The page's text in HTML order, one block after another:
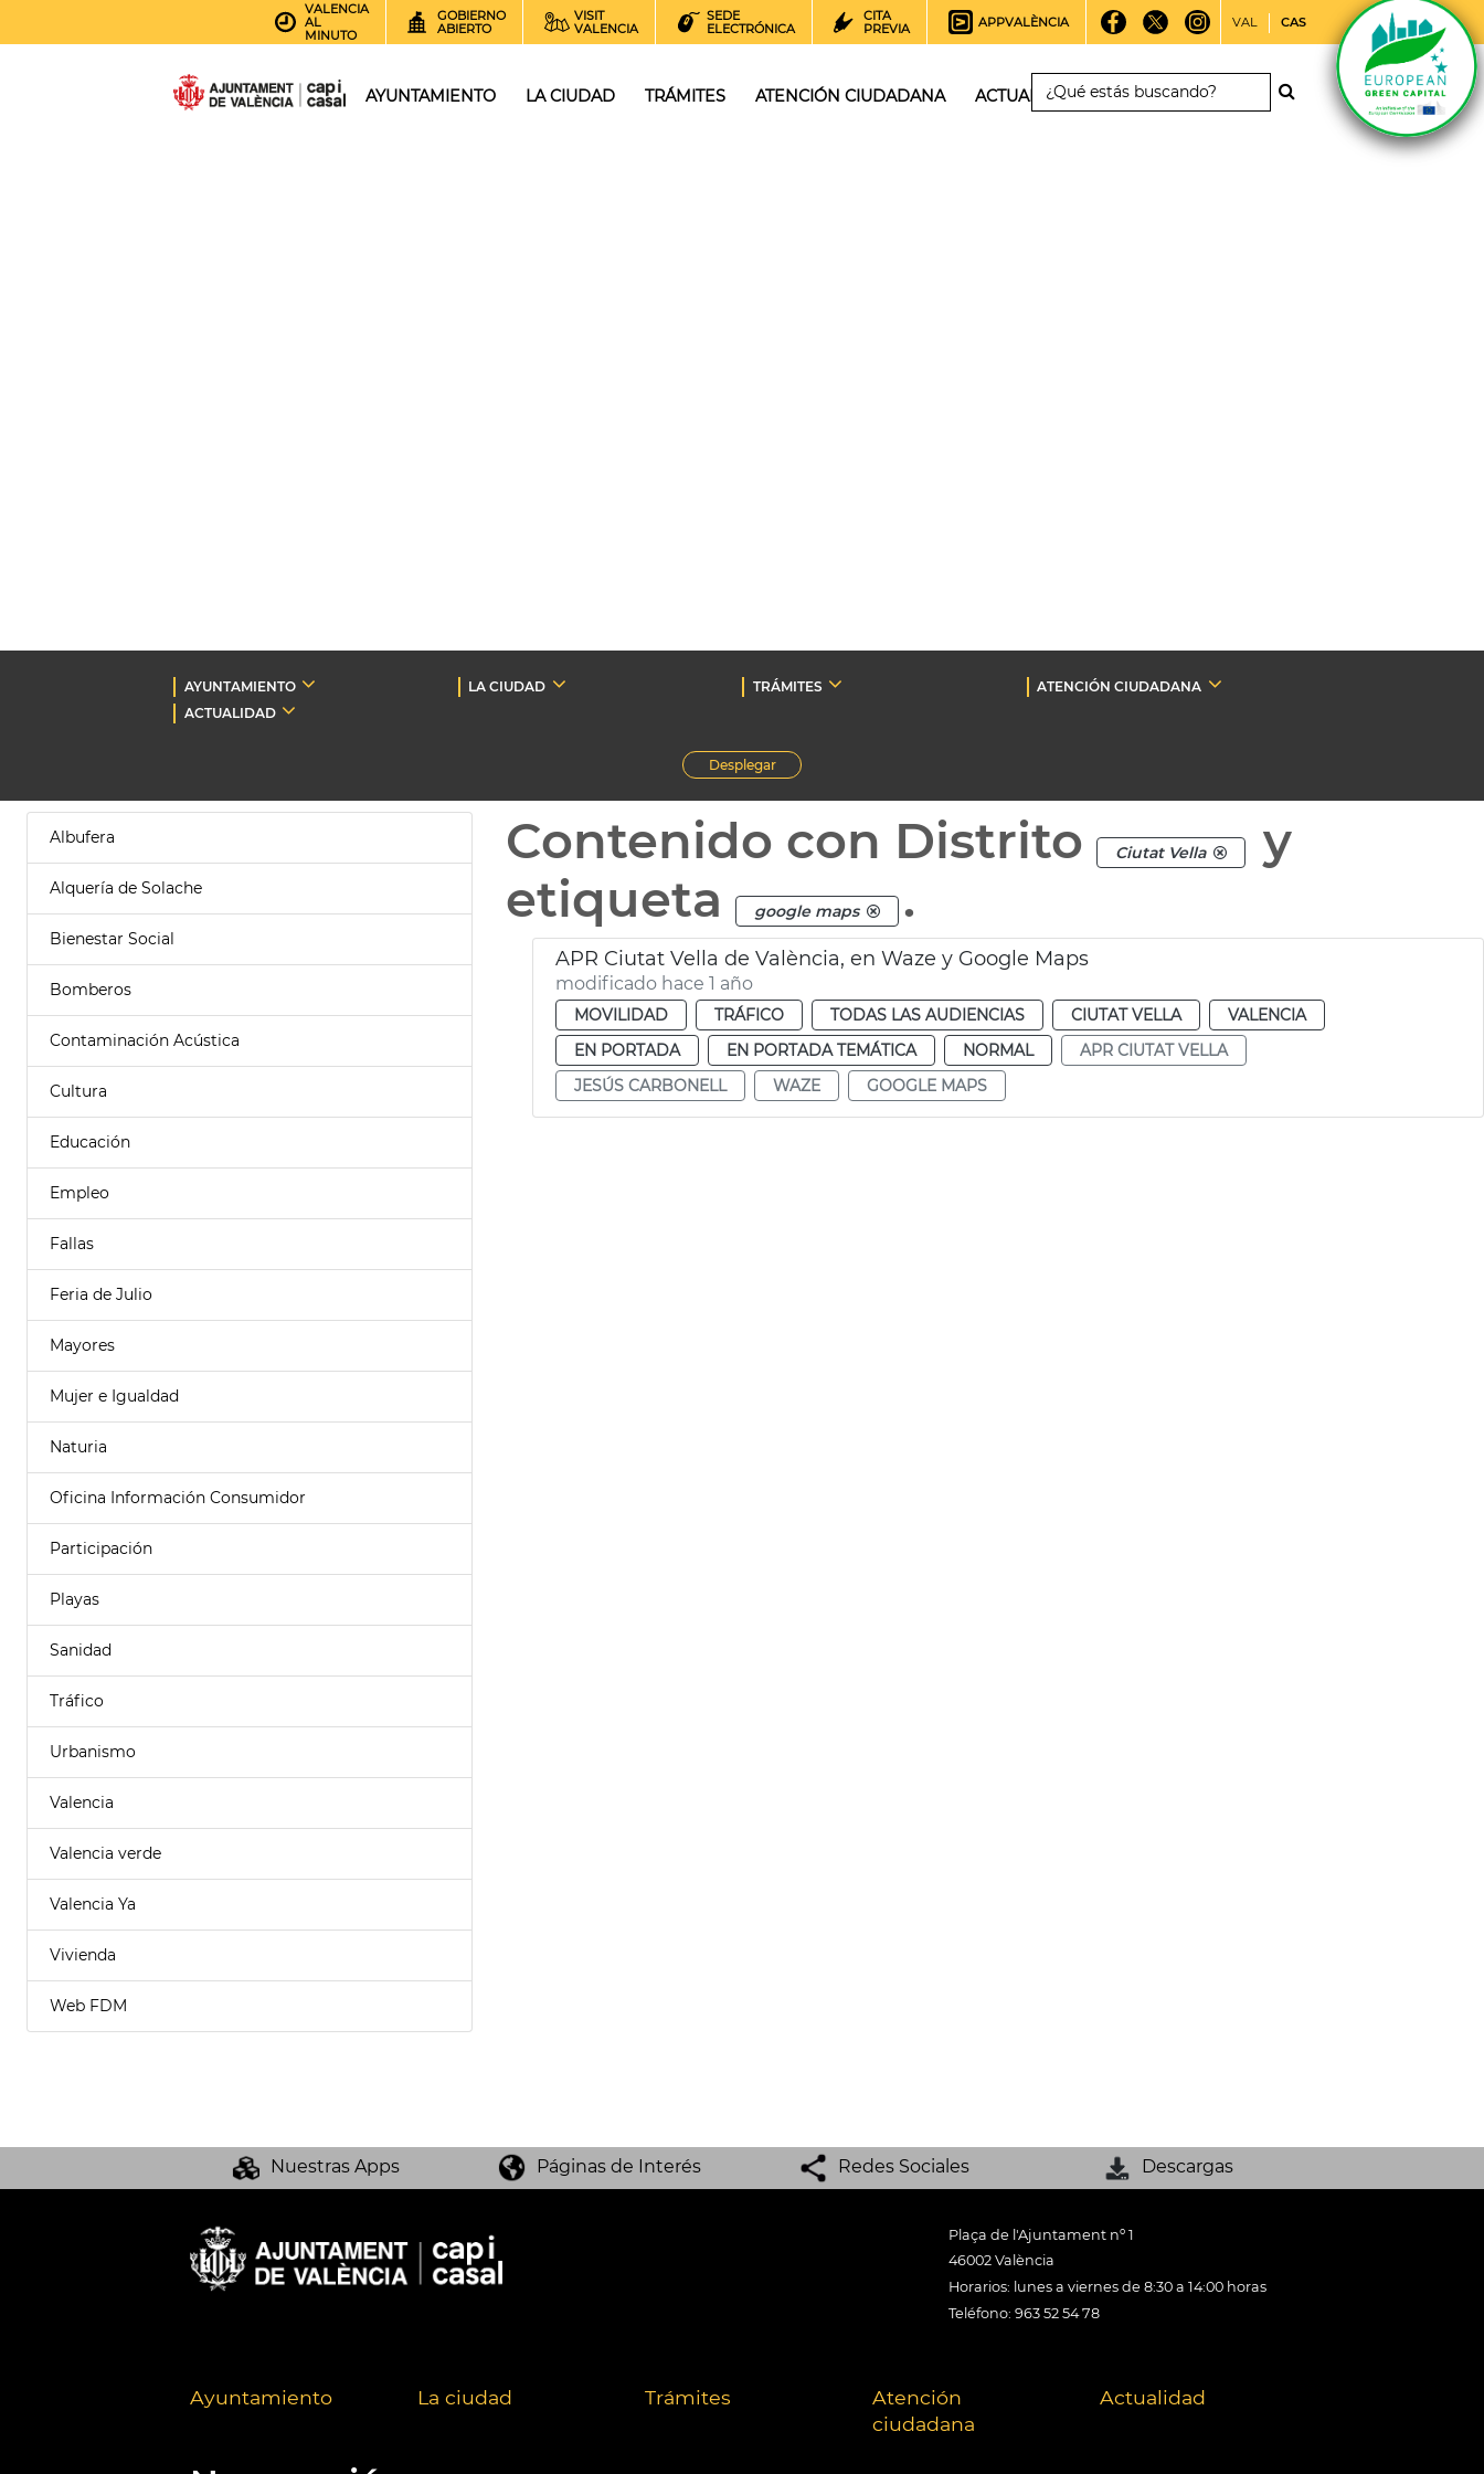
VALENCIA
AL
MINUTO
GOBIERNO
ABIERTO
VISIT
VALENCIA
SEDE
ELECTRÓNICA
CITA
PREVIA
APPVALÈNCIA VAL CAS
AYUNTAMIENTO LA CIUDAD TRÁMITES ATENCIÓN CIUDADANA ACTUALIDAD
AYUNTAMIENTO LA CIUDAD TRÁMITES
ATENCIÓN CIUDADANA
ACTUALIDAD
Desplegar
Albufera
Alquería de Solache
Bienestar Social
Bomberos
Contaminación Acústica
Cultura
Educación
Empleo
Fallas
Feria de Julio
Mayores
Mujer e Igualdad
Naturia
Oficina Información Consumidor
Participación
Playas
Sanidad
Tráfico
Urbanismo
Valencia
Valencia verde
Valencia Ya
Vivienda
Web FDM
Contenido con Distrito Ciutat Vella
y
etiqueta
google maps .
APR Ciutat Vella de València, en Waze y Google Maps
modificado hace 1 año
MOVILIDAD TRÁFICO TODAS LAS AUDIENCIAS CIUTAT VELLA
VALENCIA
EN PORTADA
EN PORTADA TEMÁTICA NORMAL
APR CIUTAT VELLA
JESÚS CARBONELL
WAZE GOOGLE MAPS
Nuestras Apps Páginas de Interés Redes Sociales Descargas
Plaça de l'Ajuntament nº 1
46002 València
Horarios: lunes a viernes de 8:30 a 14:00 horas
Teléfono: 963 52 54 78
Ayuntamiento La ciudad Trámites
Atención
ciudadana
Actualidad